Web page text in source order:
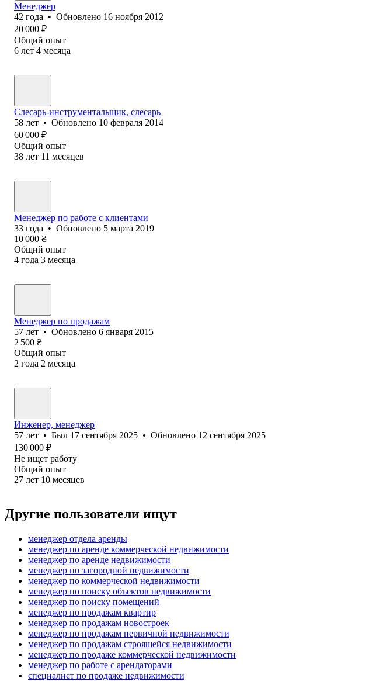
Менеджер
42 года • Обновлено 16 ноября 2012
20 000 ₽
Общий опыт
6 лет 4 месяца
Слесарь-инструментальщик, слесарь
58 лет • Обновлено 10 февраля 2014
60 000 ₽
Общий опыт
38 лет 11 месяцев
Менеджер по работе с клиентами
33 года • Обновлено 5 марта 2019
10 000 ₴
Общий опыт
4 года 3 месяца
Менеджер по продажам
57 лет • Обновлено 6 января 2015
2 500 ₴
Общий опыт
2 года 2 месяца
Инженер, менеджер
57 лет • Был 17 сентября 2025 • Обновлено 12 сентября 2025
130 000 ₽
Не ищет работу
Общий опыт
27 лет 10 месяцев
Другие пользователи ищут
менеджер отдела аренды
менеджер по аренде коммерческой недвижимости
менеджер по аренде недвижимости
менеджер по загородной недвижимости
менеджер по коммерческой недвижимости
менеджер по поиску объектов недвижимости
менеджер по поиску помещений
менеджер по продажам квартир
менеджер по продажам новостроек
менеджер по продажам первичной недвижимости
менеджер по продажам строящейся недвижимости
менеджер по продаже коммерческой недвижимости
менеджер по работе с арендаторами
специалист по продаже недвижимости